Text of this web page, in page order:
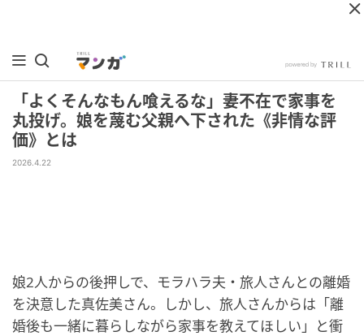
「よくそんなもん喰えるな」妻不在で家事を
丸投げ。娘を蔑む父親へ下された《非情な評
価》とは
2026.4.22
娘2人からの後押しで、モラハラ夫・旅人さんとの離婚
を決意した真佐美さん。しかし、旅人さんからは「離
婚後も一緒に暮らしながら家事を教えてほしい」と衝